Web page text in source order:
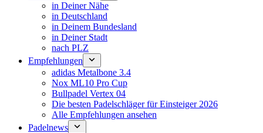
in Deiner Nähe
in Deutschland
in Deinem Bundesland
in Deiner Stadt
nach PLZ
Empfehlungen
adidas Metalbone 3.4
Nox ML10 Pro Cup
Bullpadel Vertex 04
Die besten Padelschläger für Einsteiger 2026
Alle Empfehlungen ansehen
Padelnews